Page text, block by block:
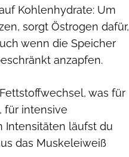
Kohlenhydrate: Um
sorgt Östrogen dafür,
wenn die Speicher
anzapfen.
was für
für intensive
Intensitäten läufst du
das Muskeleiweiß